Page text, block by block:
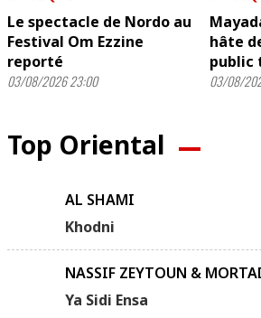
Le spectacle de Nordo au
Festival Om Ezzine
reporté
03/08/2026 23:00
hâte
public
03/08/
Top Oriental
AL SHAMI
Khodni
NASSIF ZEYTOUN &
Ya Sidi Ensa